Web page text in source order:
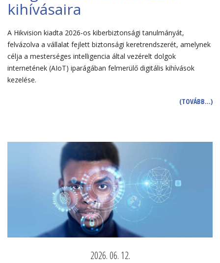
kihívásaira
A Hikvision kiadta 2026-os kiberbiztonsági tanulmányát,
felvázolva a vállalat fejlett biztonsági keretrendszerét, amelynek
célja a mesterséges intelligencia által vezérelt dolgok
internetének (AIoT) iparágában felmerülő digitális kihívások
kezelése.
(TOVÁBB…)
2026. 06. 12.